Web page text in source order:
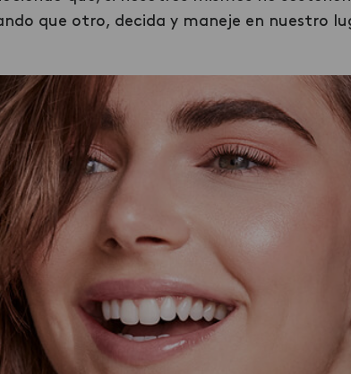
que otro, decida y maneje en nuestro